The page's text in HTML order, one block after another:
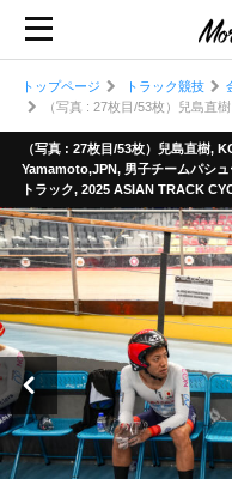
トップページ トラック競技
（写真 : 27枚目/53枚）兒島直
（写真 : 27枚目/53枚）兒島直樹,
Yamamoto,JPN, 男子チームパシ
トラック, 2025 ASIAN TRACK